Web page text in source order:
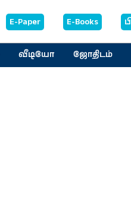
E-Paper E-Books
வீடியோ ஜோதிடம்